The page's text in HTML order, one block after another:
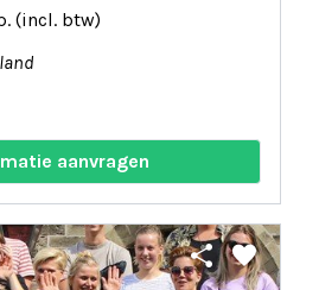
(incl. btw)
aanvragen
share favorite